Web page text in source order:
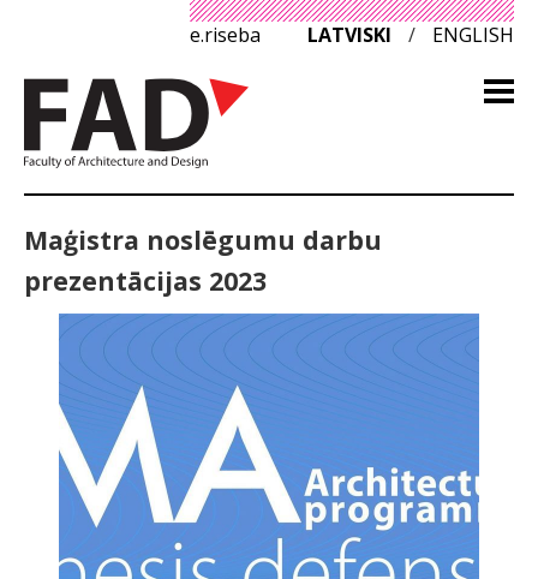
e.riseba LATVISKI / ENGLISH
Maģistra noslēgumu darbu
prezentācijas 2023